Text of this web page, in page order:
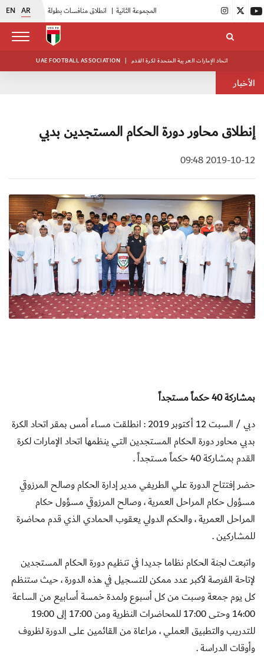
EN AR أبيض الشباب يواصل تدريباته في معسكره بأبوظبي | انطلاق منافسات بطولة النخبة لحرس الرئاسة | |
UAE FOOTBALL ASSOCIATION | اتحاد الإمارات العربية المتحدة لكرة القدم
الأخبار
إنطلاق محاور دورة الحكام المستجدين بدبي
2019-10-12 09:48
بمشاركة 40 حكماً مستجداً
دبي / السبت 12 أكتوبر 2019 : انطلقت مساء أمس بمقر اتحاد الكرة
بدبي محاور دورة الحكام المستجدين التي ينظمها اتحاد الإمارات لكرة
القدم بمشاركة 40 حكماً مستجداً .
حضر إفتتاح الدورة علي الطريفي مدير إدارة الحكام وصالح المرزوقي
مسؤول حكام المراحل العمرية ، وصالح المرزوقي مسؤول حكام
المراحل العمرية ، والحكم الدولي يعقوب الحمادي الذي قدم محاضرة
للمشاركين .
واتبعت لجنة الحكام نظاما جديدا في تنظيم دورة الحكام المستجدين
لإتاحة الفرصة لأكبر عدد ممكن للتسجيل في هذه الدورة ، حيث ستنظم
كل يوم جمعة وسبت من كل أسبوع ولمدة خمسة أسابيع من الساعة
14:00 وحتى 17:00 للمحاضرات النظرية ومن 17:00 إلى 19:00
للتدريب والتطبيق العملي ، مراعاة من القائمين على الدورة لظروف
وأوقات الدراسة .